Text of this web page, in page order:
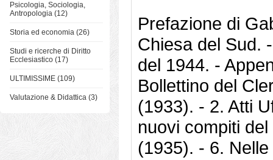
Psicologia, Sociologia,
Antropologia (12)
Storia ed economia (26)
Studi e ricerche di Diritto
Ecclesiastico (17)
ULTIMISSIME (109)
Valutazione & Didattica (3)
Prefazione di
Chiesa del Sud.
del 1944. -
Bollettino del
(1933). - 2. Atti
nuovi compiti
(1935). - 6.